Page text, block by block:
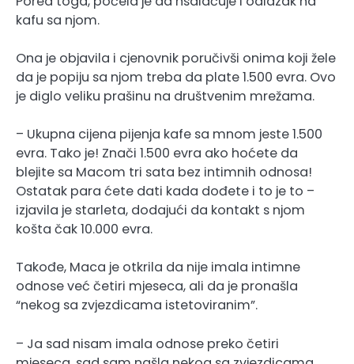
kafu sa njom.
Ona je objavila i cjenovnik poručivši onima koji žele
da je popiju sa njom treba da plate 1.500 evra. Ovo
je diglo veliku prašinu na društvenim mrežama.
– Ukupna cijena pijenja kafe sa mnom jeste 1.500
evra. Tako je! Znači 1.500 evra ako hoćete da
blejite sa Macom tri sata bez intimnih odnosa!
Ostatak para ćete dati kada dođete i to je to –
izjavila je starleta, dodajući da kontakt s njom
košta čak 10.000 evra.
Takođe, Maca je otkrila da nije imala intimne
odnose već četiri mjeseca, ali da je pronašla
“nekog sa zvjezdicama istetoviranim”.
– Ja sad nisam imala odnose preko četiri